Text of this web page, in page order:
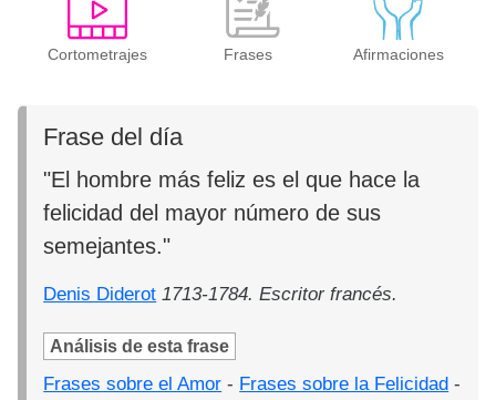
Cortometrajes Frases Afirmaciones
Frase del día
"El hombre más feliz es el que hace la
felicidad del mayor número de sus
semejantes."
Denis Diderot 1713-1784. Escritor francés.
Análisis de esta frase
Frases sobre el Amor - Frases sobre la Felicidad -